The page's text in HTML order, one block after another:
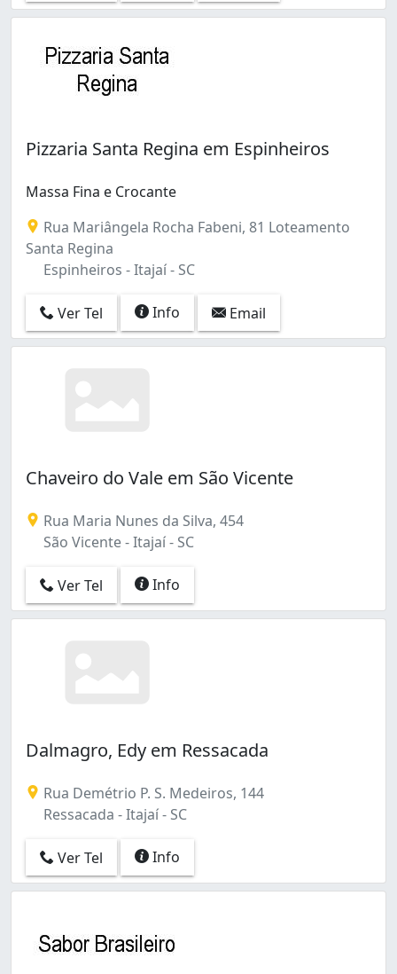
Pizzaria Santa Regina em Espinheiros
Massa Fina e Crocante
Rua Mariângela Rocha Fabeni, 81 Loteamento
Santa Regina
Espinheiros - Itajaí - SC
Ver Tel Info Email
Chaveiro do Vale em São Vicente
Rua Maria Nunes da Silva, 454
São Vicente - Itajaí - SC
Ver Tel Info
Dalmagro, Edy em Ressacada
Rua Demétrio P. S. Medeiros, 144
Ressacada - Itajaí - SC
Ver Tel Info